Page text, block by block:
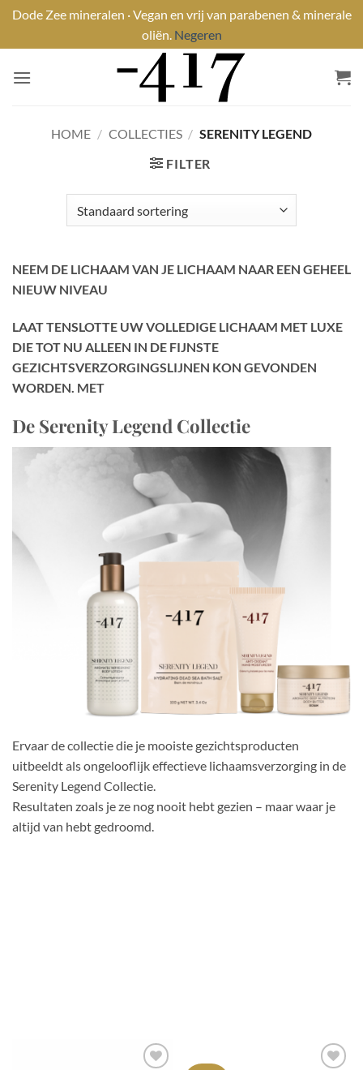
Dode Zee mineralen · Vegan en vrij van parabenen & minerale
oliën. Negeren
naar
HOME / COLLECTIES / SERENITY LEGEND
FILTER
NEEM DE LICHAAM VAN JE LICHAAM NAAR EEN GEHEEL
NIEUW NIVEAU
LAAT TENSLOTTE UW VOLLEDIGE LICHAAM MET LUXE
DIE TOT NU ALLEEN IN DE FIJNSTE
GEZICHTSVERZORGINGSLIJNEN KON GEVONDEN
WORDEN. MET
De Serenity Legend Collectie
Ervaar de collectie die je mooiste gezichtsproducten
uitbeeldt als ongelooflijk effectieve lichaamsverzorging in de
Serenity Legend Collectie.
Resultaten zoals je ze nog nooit hebt gezien – maar waar je
altijd van hebt gedroomd.